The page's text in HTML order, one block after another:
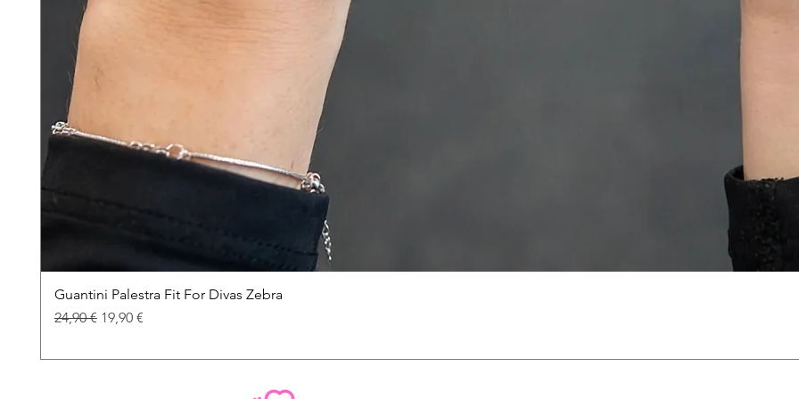
Guantini Palestra Fit For Divas Zebra
Prezzo regolare
24,90 € Prezzo scontato
19,90 €